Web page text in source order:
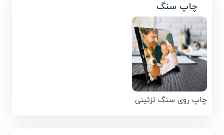
چاپ سنگ
چاپ روی سنگ تزئینی